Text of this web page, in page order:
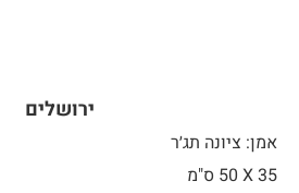
ירושלים
אמן: ציונה תג׳ר
35 X